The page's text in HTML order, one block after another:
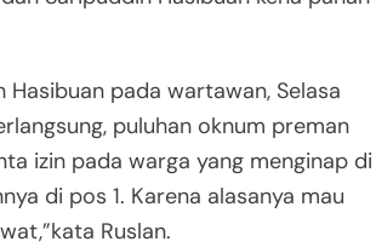
Hasibuan pada wartawan, Selasa
puluhan oknum preman
izin pada warga yang menginap di
di pos 1. Karena alasanya mau
Ruslan.